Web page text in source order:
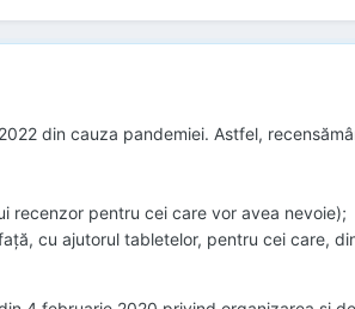
din cauza pandemiei. Astfel,
recenzor pentru cei care vor avea nevoie);
cu ajutorul tabletelor, pentru cei care,